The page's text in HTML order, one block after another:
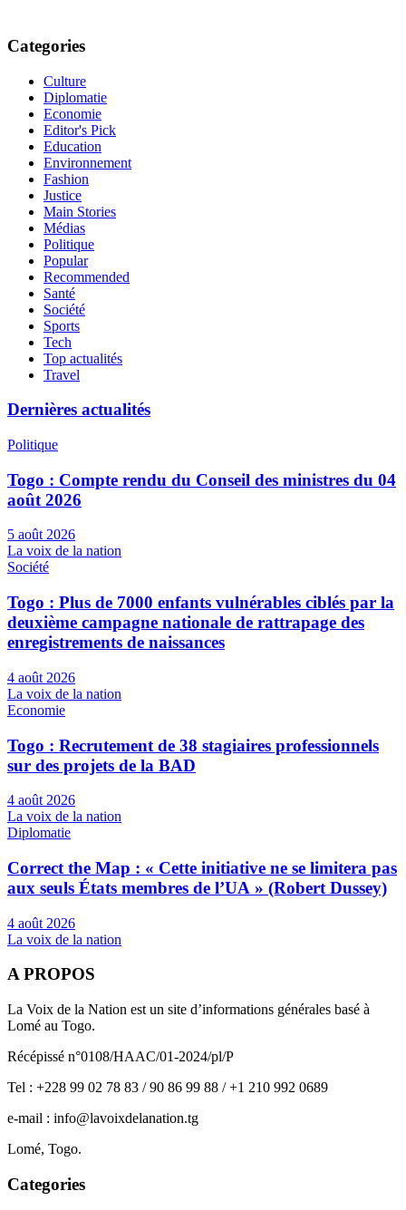
Categories
Culture
Diplomatie
Economie
Editor's Pick
Education
Environnement
Fashion
Justice
Main Stories
Médias
Politique
Popular
Recommended
Santé
Société
Sports
Tech
Top actualités
Travel
Dernières actualités
Politique
Togo : Compte rendu du Conseil des ministres du 04
août 2026
5 août 2026
La voix de la nation
Société
Togo : Plus de 7000 enfants vulnérables ciblés par la
deuxième campagne nationale de rattrapage des
enregistrements de naissances
4 août 2026
La voix de la nation
Economie
Togo : Recrutement de 38 stagiaires professionnels
sur des projets de la BAD
4 août 2026
La voix de la nation
Diplomatie
Correct the Map : « Cette initiative ne se limitera pas
aux seuls États membres de l’UA » (Robert Dussey)
4 août 2026
La voix de la nation
A PROPOS
La Voix de la Nation est un site d’informations générales basé à
Lomé au Togo.
Récépissé n°0108/HAAC/01-2024/pl/P
Tel : +228 99 02 78 83 / 90 86 99 88 / +1 210 992 0689
e-mail : info@lavoixdelanation.tg
Lomé, Togo.
Categories